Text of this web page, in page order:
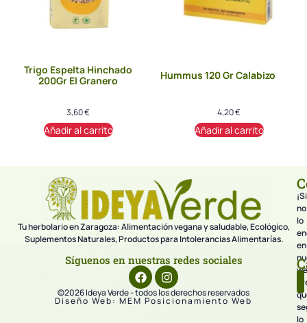
Trigo Espelta Hinchado
200Gr El Granero
3,60€
Añadir al carrito
Hummus 120 Gr Calabizo
4,20€
Añadir al carrito
Tu herbolario en Zaragoza: Alimentación vegana y saludable, Ecológico,
Suplementos Naturales, Productos para Intolerancias Alimentarías.
Síguenos en nuestras redes sociales
©2026 Ideya Verde - todos los derechos reservados
Diseño Web: MEM Posicionamiento Web
¡Si
no
lo
en
lo